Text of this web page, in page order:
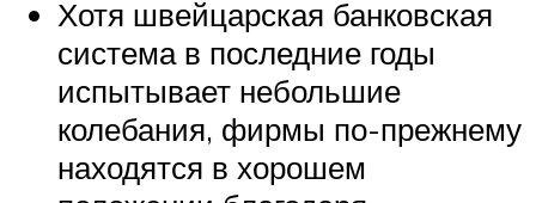
Хотя швейцарская банковская
система в последние годы
испытывает небольшие
колебания, фирмы по-прежнему
находятся в хорошем